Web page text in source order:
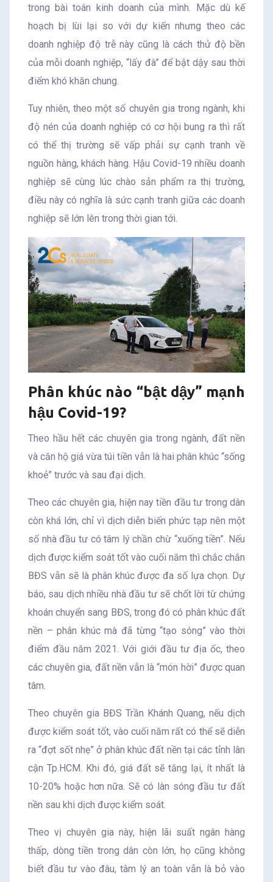
trong bài toán kinh doanh của mình. Mặc dù kế
hoạch bị lùi lại so với dự kiến nhưng theo các
doanh nghiệp độ trễ này cũng là cách thử độ bền
của mỗi doanh nghiệp, “lấy đà” để bật dậy sau thời
điểm khó khăn chung.
Tuy nhiên, theo một số chuyên gia trong ngành, khi
độ nén của doanh nghiệp có cơ hội bung ra thì rất
có thể thị trường sẽ vấp phải sự cạnh tranh về
nguồn hàng, khách hàng. Hậu Covid-19 nhiều doanh
nghiệp sẽ cùng lúc chào sản phẩm ra thị trường,
điều này có nghĩa là sức cạnh tranh giữa các doanh
nghiệp sẽ lớn lên trong thời gian tới.
Phân khúc nào “bật dậy” mạnh
hậu Covid-19?
Theo hầu hết các chuyên gia trong ngành, đất nền
và căn hộ giá vừa túi tiền vẫn là hai phân khúc “sống
khoẻ” trước và sau đại dịch.
Theo các chuyên gia, hiện nay tiền đầu tư trong dân
còn khá lớn, chỉ vì dịch diễn biến phức tạp nên một
số nhà đầu tư có tâm lý chần chừ “xuống tiền”. Nếu
dịch được kiểm soát tốt vào cuối năm thì chắc chắn
BĐS vẫn sẽ là phân khúc được đa số lựa chọn. Dự
báo, sau dịch nhiều nhà đầu tư sẽ chốt lời từ chứng
khoán chuyển sang BĐS, trong đó có phân khúc đất
nền – phân khúc mà đã từng “tạo sóng” vào thời
điểm đầu năm 2021. Với giới đầu tư địa ốc, theo
các chuyên gia, đất nền vẫn là “món hời” được quan
tâm.
Theo chuyên gia BĐS Trần Khánh Quang, nếu dịch
được kiểm soát tốt, vào cuối năm rất có thể sẽ diễn
ra “đợt sốt nhẹ” ở phân khúc đất nền tại các tỉnh lân
cận Tp.HCM. Khi đó, giá đất sẽ tăng lại, ít nhất là
10-20% hoặc hơn nữa. Sẽ có làn sóng đầu tư đất
nền sau khi dịch được kiểm soát.
Theo vị chuyên gia này, hiện lãi suất ngân hàng
thấp, dòng tiền trong dân còn lớn, họ cũng không
biết đầu tư vào đâu, tâm lý an toàn vẫn là bỏ vào